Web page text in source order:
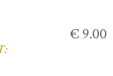
€ 9.00